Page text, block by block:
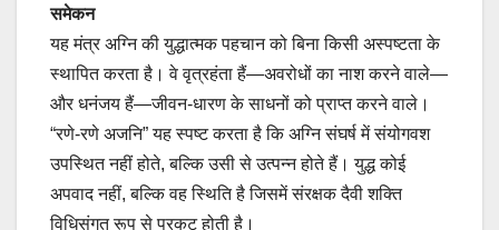
समेकन
यह मंत्र अग्नि की युद्धात्मक पहचान को बिना किसी अस्पष्टता के
स्थापित करता है। वे वृत्रहंता हैं—अवरोधों का नाश करने वाले—
और धनंजय हैं—जीवन-धारण के साधनों को प्राप्त करने वाले।
“रणे-रणे अजनि” यह स्पष्ट करता है कि अग्नि संघर्ष में संयोगवश
उपस्थित नहीं होते, बल्कि उसी से उत्पन्न होते हैं। युद्ध कोई
अपवाद नहीं, बल्कि वह स्थिति है जिसमें संरक्षक दैवी शक्ति
विधिसंगत रूप से प्रकट होती है।